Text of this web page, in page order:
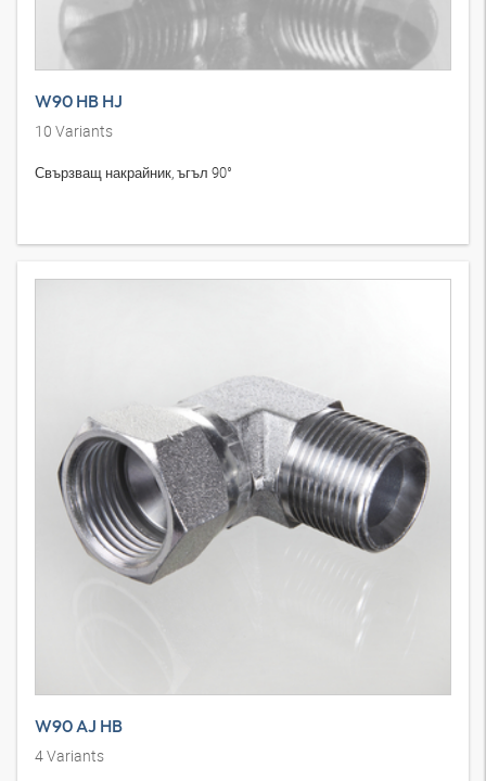
W90 HB HJ
10 Variants
Свързващ накрайник, ъгъл 90°
W90 AJ HB
4Variants